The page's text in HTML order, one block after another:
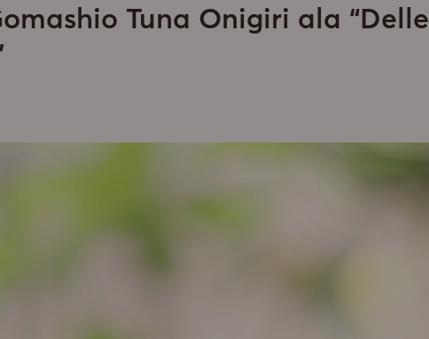
Tuna Onigiri ala “Delle